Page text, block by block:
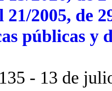
2005, de
públicas y
- 13 de